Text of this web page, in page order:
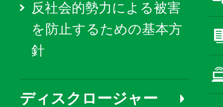
反社会的勢力による被害
を防止するための基本方
針
ディスクロージャー